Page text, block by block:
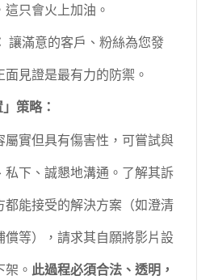
只會火上加油。
讓滿意的客戶、粉絲為您發
面見證是最有力的防禦。
策略：
屬實但具有傷害性，可嘗試與
私下、誠懇地溝通。了解其訴
都能接受的解決方案（如澄清
償等），請求其自願將影片設
。 此過程必須合法、透明，